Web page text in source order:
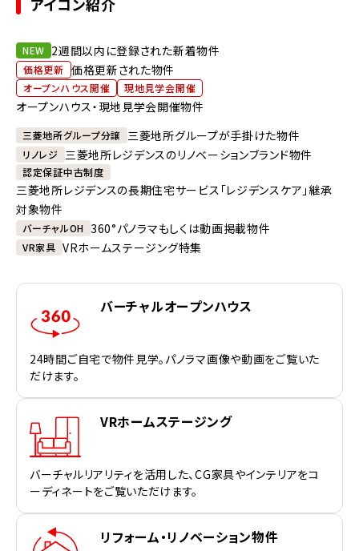
NEW 2週間以内に登録された新着物件
価格更新 価格更新された物件
オープンハウス開催 現地見学会開催
オープンハウス・現地見学会開催物件
三菱地所グループ分譲 三菱地所グループが手掛けた物件
リノレジ 三菱地所レジデンスのリノベーションブランド物件
認定保証中古制度
三菱地所レジデンスの長期住宅サービス「レジデンスケア」継承
対象物件
バーチャルOH 360°パノラマもしくは動画掲載物件
VR家具 VRホームステージング特集
バーチャルオープンハウス
24時間ご自宅で物件見学。パノラマ画像や動画をご覧いた
だけます。
VRホームステージング
バーチャルリアリティを活用した、CG家具やインテリアをコ
ーディネートをご覧いただけます。
リフォーム・リノベーション物件